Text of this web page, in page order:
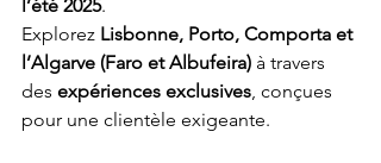
l’été 2025.
Explorez Lisbonne, Porto, Comporta et
l’Algarve (Faro et Albufeira) à travers
des expériences exclusives, conçues
pour une clientèle exigeante.